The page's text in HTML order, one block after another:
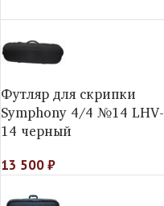
Футляр для скрипки
Symphony 4/4 №14 LHV-
14 черный
13 500₽